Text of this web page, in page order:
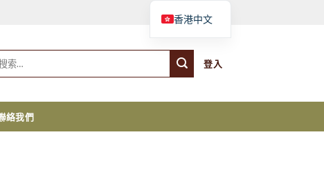
購物車
登入
絡我們
香港中文